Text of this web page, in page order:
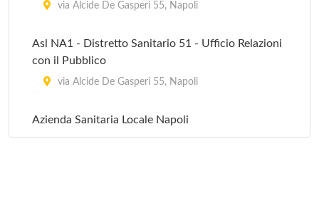
via Alcide De Gasperi 55, Napoli
Asl NA1 - Distretto Sanitario 51 - Ufficio Relazioni
con il Pubblico
via Alcide De Gasperi 55, Napoli
Azienda Sanitaria Locale Napoli